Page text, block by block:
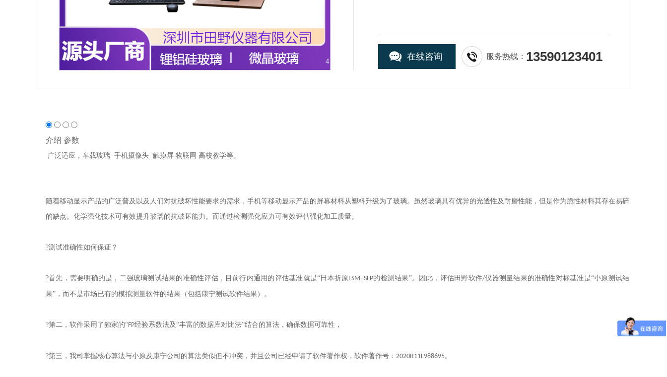
4 在线咨询 服务热线： 13590123401
介绍 参数
广泛适应，车载玻璃 手机摄像头 触摸屏 物联网 高校教学等。
随着移动显示产品的广泛普及以及人们对抗破坏性能要求的需求，手机等移动显示产品的屏幕材料从塑料升级为了玻璃。虽然玻璃具有优异的光透性及耐磨性能，但是作为脆性材料其存在易碎
的缺点。化学强化技术可有效提升玻璃的抗破坏能力。而通过检测强化应力可有效评估强化加工质量。
?测试准确性如何保证？
?首先，需要明确的是，二强玻璃测试结果的准确性评估，目前行内通用的评估基准就是“日本折原FSM+SLP的检测结果”。因此，评估田野软件/仪器测量结果的准确性对标基准是“小原测试结
果”，而不是市场已有的模拟测量软件的结果（包括康宁测试软件结果）。
?第二，软件采用了独家的“FP经验系数法及“丰富的数据库对比法”结合的算法，确保数据可靠性，
?第三，我司掌握核心算法与小原及康宁公司的算法类似但不冲突，并且公司已经申请了软件著作权，软件著作号： 2020R11L988695。